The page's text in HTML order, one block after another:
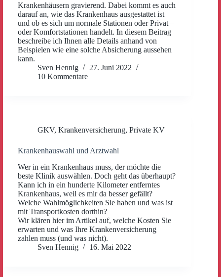
Krankenhäusern gravierend. Dabei kommt es auch
darauf an, wie das Krankenhaus ausgestattet ist
und ob es sich um normale Stationen oder Privat –
oder Komfortstationen handelt. In diesem Beitrag
beschreibe ich Ihnen alle Details anhand von
Beispielen wie eine solche Absicherung aussehen
kann.
Sven Hennig
27. Juni 2022
10 Kommentare
GKV, Krankenversicherung, Private KV
Krankenhauswahl und Arztwahl
Wer in ein Krankenhaus muss, der möchte die
beste Klinik auswählen. Doch geht das überhaupt?
Kann ich in ein hunderte Kilometer entferntes
Krankenhaus, weil es mir da besser gefällt?
Welche Wahlmöglichkeiten Sie haben und was ist
mit Transportkosten dorthin?
Wir klären hier im Artikel auf, welche Kosten Sie
erwarten und was Ihre Krankenversicherung
zahlen muss (und was nicht).
Sven Hennig
16. Mai 2022